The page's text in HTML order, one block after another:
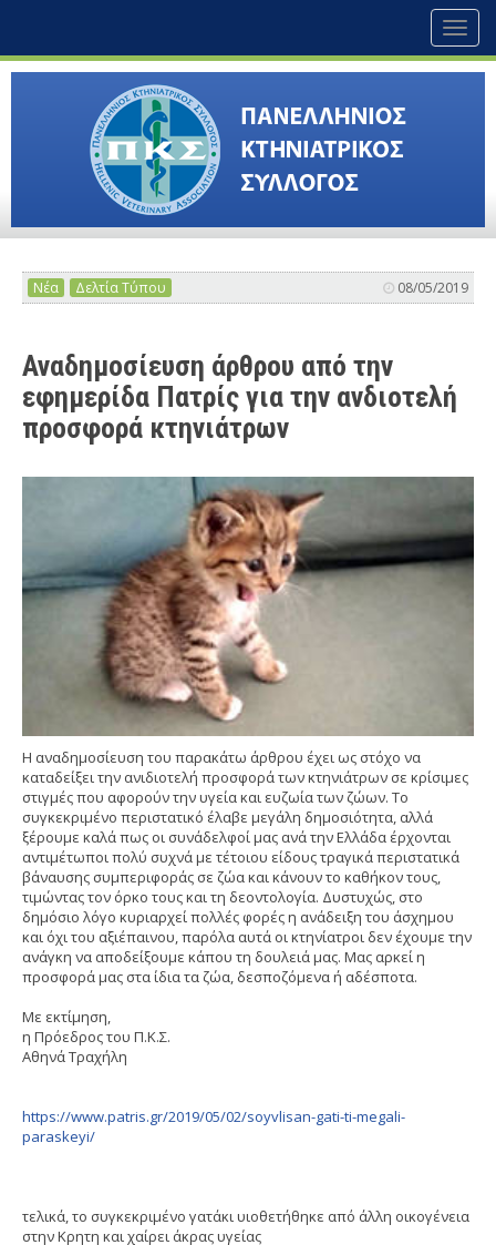
Νέα Δελτία Τύπου 08/05/2019
Αναδημοσίευση άρθρου από την
εφημερίδα Πατρίς για την ανδιοτελή
προσφορά κτηνιάτρων
Η αναδημοσίευση του παρακάτω άρθρου έχει ως στόχο να
καταδείξει την ανιδιοτελή προσφορά των κτηνιάτρων σε κρίσιμες
στιγμές που αφορούν την υγεία και ευζωία των ζώων. Το
συγκεκριμένο περιστατικό έλαβε μεγάλη δημοσιότητα, αλλά
ξέρουμε καλά πως οι συνάδελφοί μας ανά την Ελλάδα έρχονται
αντιμέτωποι πολύ συχνά με τέτοιου είδους τραγικά περιστατικά
βάναυσης συμπεριφοράς σε ζώα και κάνουν το καθήκον τους,
τιμώντας τον όρκο τους και τη δεοντολογία. Δυστυχώς, στο
δημόσιο λόγο κυριαρχεί πολλές φορές η ανάδειξη του άσχημου
και όχι του αξιέπαινου, παρόλα αυτά οι κτηνίατροι δεν έχουμε την
ανάγκη να αποδείξουμε κάπου τη δουλειά μας. Μας αρκεί η
προσφορά μας στα ίδια τα ζώα, δεσποζόμενα ή αδέσποτα.
Με εκτίμηση,
η Πρόεδρος του Π.Κ.Σ.
Αθηνά Τραχήλη
https://www.patris.gr/2019/05/02/soyvlisan-gati-ti-megali-
paraskeyi/
τελικά, το συγκεκριμένο γατάκι υιοθετήθηκε από άλλη οικογένεια
στην Κρητη και χαίρει άκρας υγείας